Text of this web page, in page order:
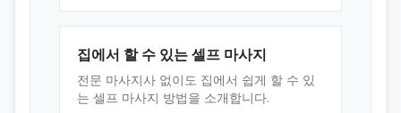
집에서 할 수 있는 셀프 마사지
전문 마사지사 없이도 집에서 쉽게 할 수 있
는 셀프 마사지 방법을 소개합니다.